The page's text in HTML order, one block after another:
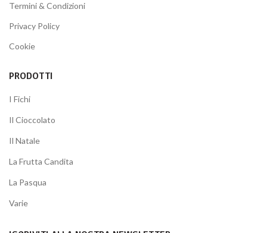
Termini & Condizioni
Privacy Policy
Cookie
PRODOTTI
I Fichi
Il Cioccolato
Il Natale
La Frutta Candita
La Pasqua
Varie